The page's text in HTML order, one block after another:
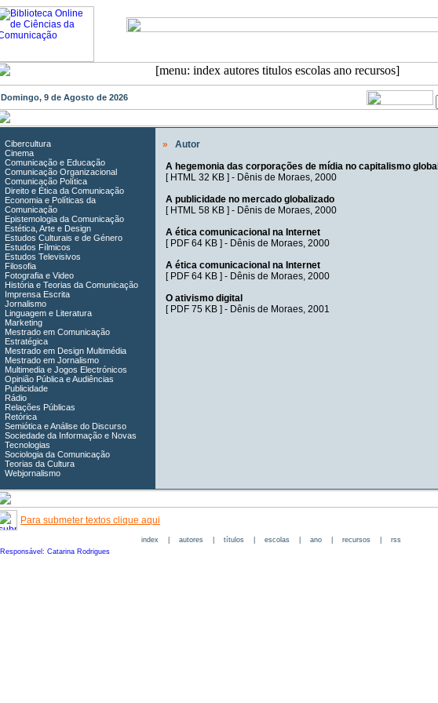
Domingo, 9 de Agosto de 2026
Cibercultura
Cinema
Comunicação e Educação
Comunicação Organizacional
Comunicação Política
Direito e Ética da Comunicação
Economia e Políticas da
Comunicação
Epistemologia da Comunicação
Estética, Arte e Design
Estudos Culturais e de Género
Estudos Fílmicos
Estudos Televisivos
Filosofia
Fotografia e Video
História e Teorias da Comunicação
Imprensa Escrita
Jornalismo
Linguagem e Literatura
Marketing
Mestrado em Comunicação
Estratégica
Mestrado em Design Multimédia
Mestrado em Jornalismo
Multimedia e Jogos Electrónicos
Opinião Pública e Audiências
Publicidade
Rádio
Relações Públicas
Retórica
Semiótica e Análise do Discurso
Sociedade da Informação e Novas
Tecnologias
Sociologia da Comunicação
Teorias da Cultura
Webjornalismo
»
Autor
A hegemonia das corporações de mídia no capitalismo global
[ HTML 32 KB] - Dênis de Moraes, 2000
A publicidade no mercado globalizado
[ HTML 58 KB] - Dênis de Moraes, 2000
A ética comunicacional na Internet
[ PDF 64 KB] - Dênis de Moraes, 2000
A ética comunicacional na Internet
[ PDF 64 KB] - Dênis de Moraes, 2000
O ativismo digital
[ PDF 75 KB] - Dênis de Moraes, 2001
Para submeter textos clique aqui
index| autores| títulos| escolas| ano| recursos| rss